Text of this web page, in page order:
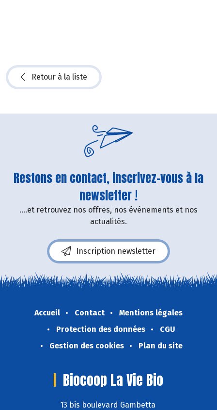
Retour à la liste
Restons en contact, inscrivez-vous à la
newsletter !
....et retrouvez nos offres, nos événements et nos
actualités.
Inscription newsletter
Accueil Contact
Mentions légales
Protection des données
CGU
Gestion des cookies
Plan du site
Biocoop La Vie Bio
13 bis boulevard Gambetta